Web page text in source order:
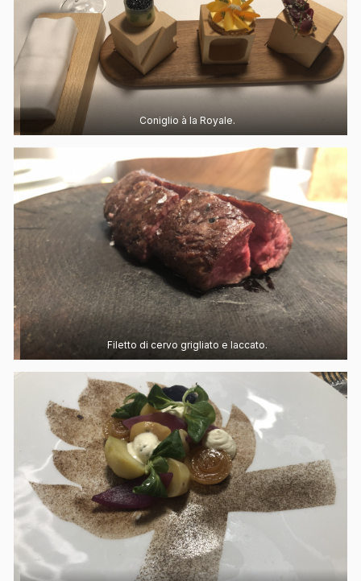
Coniglio à la Royale.
Filetto di cervo grigliato e laccato.